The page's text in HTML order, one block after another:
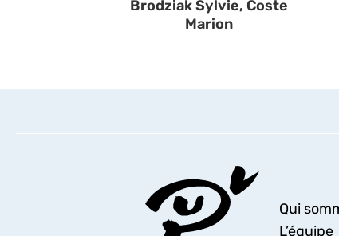
Brodziak Sylvie, Coste
Marion
Qui
L’équipe